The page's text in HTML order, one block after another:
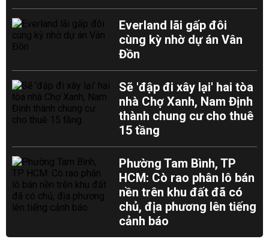
Everland lãi gấp đôi
cùng kỳ nhờ dự án Vân
Đồn
Sẽ 'đập đi xây lại' hai tòa
nhà Chợ Xanh, Nam Định
thành chung cư cho thuê
15 tầng
Phường Tam Bình, TP
HCM: Cò rao phân lô bán
nền trên khu đất đã có
chủ, địa phương lên tiếng
cảnh báo